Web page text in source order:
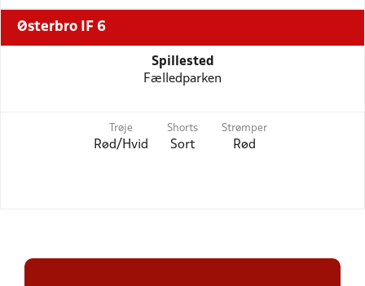
Østerbro IF 6
Spillested
Fælledparken
Trøje
Rød/Hvid
Shorts
Sort
Strømper
Rød